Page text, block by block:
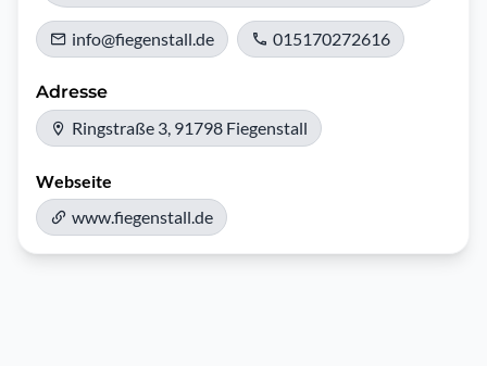
info@fiegenstall.de 015170272616
Adresse
Ringstraße 3, 91798 Fiegenstall
Webseite
www.fiegenstall.de